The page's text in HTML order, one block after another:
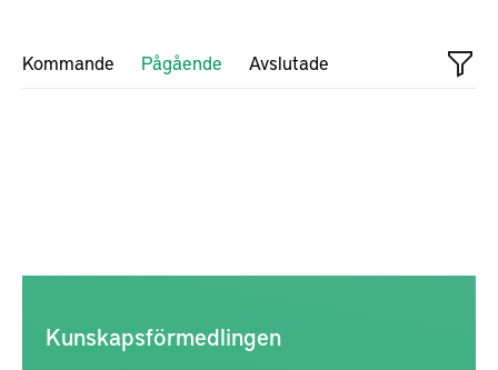
Kommande Pågående Avslutade
Kunskapsförmedlingen